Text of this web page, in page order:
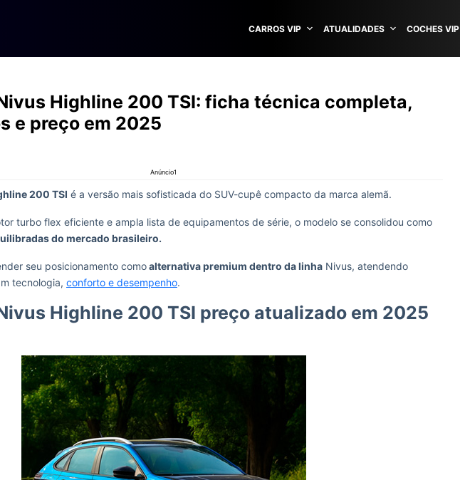
CARROS VIP ATUALIDADES COCHES VIP
Highline 200 TSI: ficha técnica completa,
e preço em 2025
Anúncio1
200 TSI é a versão mais sofisticada do SUV-cupê compacto da marca alemã.
turbo flex eficiente e ampla lista de equipamentos de série, o modelo se consolidou como
do mercado brasileiro.
seu posicionamento comoalternativa premium dentro da linha Nivus, atendendo
tecnologia, conforto e desempenho.
Highline 200 TSI preço atualizado em 2025